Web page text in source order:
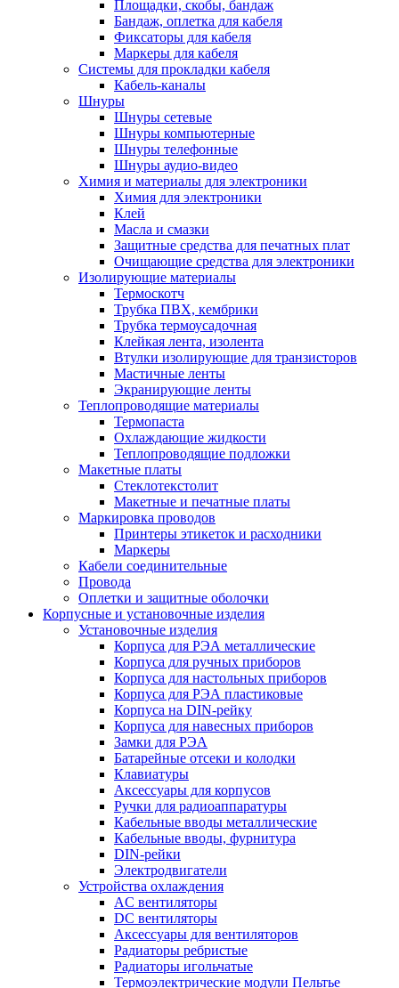
Площадки, скобы, бандаж
Бандаж, оплетка для кабеля
Фиксаторы для кабеля
Маркеры для кабеля
Системы для прокладки кабеля
Кабель-каналы
Шнуры
Шнуры сетевые
Шнуры компьютерные
Шнуры телефонные
Шнуры аудио-видео
Химия и материалы для электроники
Химия для электроники
Клей
Масла и смазки
Защитные средства для печатных плат
Очищающие средства для электроники
Изолирующие материалы
Термоскотч
Трубка ПВХ, кембрики
Трубка термоусадочная
Клейкая лента, изолента
Втулки изолирующие для транзисторов
Мастичные ленты
Экранирующие ленты
Теплопроводящие материалы
Термопаста
Охлаждающие жидкости
Теплопроводящие подложки
Макетные платы
Стеклотекстолит
Макетные и печатные платы
Маркировка проводов
Принтеры этикеток и расходники
Маркеры
Кабели соединительные
Провода
Оплетки и защитные оболочки
Корпусные и установочные изделия
Установочные изделия
Корпуса для РЭА металлические
Корпуса для ручных приборов
Корпуса для настольных приборов
Корпуса для РЭА пластиковые
Корпуса на DIN-рейку
Корпуса для навесных приборов
Замки для РЭА
Батарейные отсеки и колодки
Клавиатуры
Аксессуары для корпусов
Ручки для радиоаппаратуры
Кабельные вводы металлические
Кабельные вводы, фурнитура
DIN-рейки
Электродвигатели
Устройства охлаждения
AC вентиляторы
DC вентиляторы
Аксессуары для вентиляторов
Радиаторы ребристые
Радиаторы игольчатые
Термоэлектрические модули Пельтье